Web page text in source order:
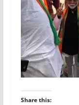
Share this: